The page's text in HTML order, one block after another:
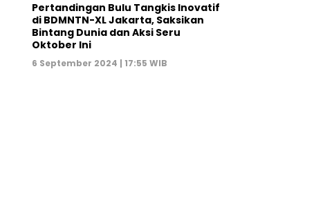
Pertandingan Bulu Tangkis Inovatif
di BDMNTN-XL Jakarta, Saksikan
Bintang Dunia dan Aksi Seru
Oktober Ini
6 September 2024 | 17:55 WIB